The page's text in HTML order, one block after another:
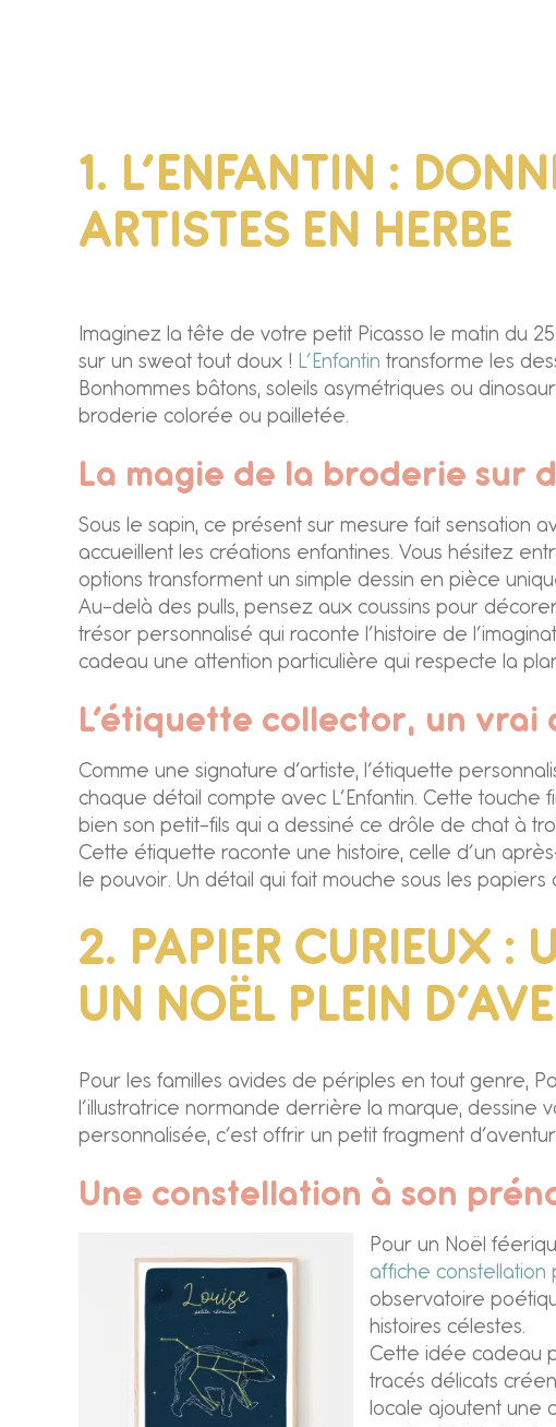
1. L’ENFANTIN :
ARTISTES EN HERBE
Imaginez la tête de votre petit Picasso le matin du
sur un sweat tout doux ! L’Enfantin transforme les
Bonhommes bâtons, soleils asymétriques ou
broderie colorée ou pailletée.
La magie de la broderie sur
Sous le sapin, ce présent sur mesure fait sensation
accueillent les créations enfantines. Vous hésitez
options transforment un simple dessin en pièce
Au-delà des pulls, pensez aux coussins pour
trésor personnalisé qui raconte l’histoire de
cadeau une attention particulière qui respecte la
L’étiquette collector, un vrai
Comme une signature d’artiste, l’étiquette
chaque détail compte avec L’Enfantin. Cette
bien son petit-fils qui a dessiné ce drôle de chat à
Cette étiquette raconte une histoire, celle d’un
le pouvoir. Un détail qui fait mouche sous les
2. PAPIER CURIEUX :
UN NOËL PLEIN
Pour les familles avides de périples en tout genre,
l’illustratrice normande derrière la marque,
personnalisée, c’est offrir un petit fragment
Une constellation à son
Pour un Noël
affiche constellation
observatoire
histoires célestes.
Cette idée cadeau
tracés délicats
locale ajoutent une